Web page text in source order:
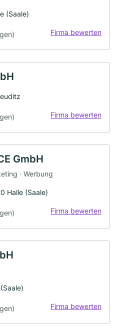
(Saale)
Firma bewerten
Firma bewerten
GmbH
· Werbung
Halle (Saale)
Firma bewerten
Firma bewerten